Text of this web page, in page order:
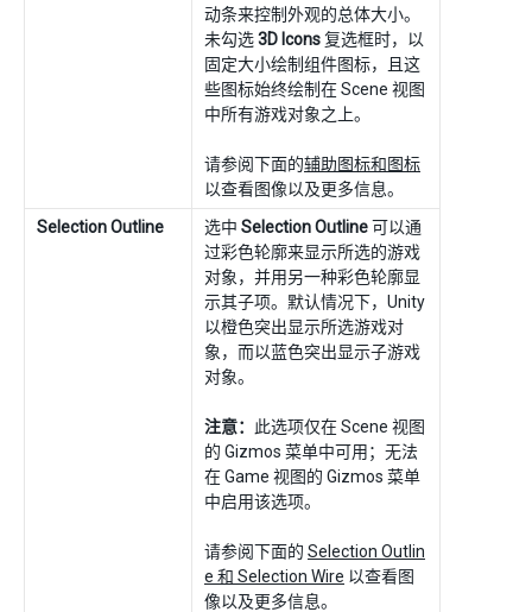
动条来控制外观的总体大小。
未勾选3D Icons复选框时，以
固定大小绘制组件图标，且这
些图标始终绘制在 Scene 视图
中所有游戏对象之上。
请参阅下面的辅助图标和图标
以查看图像以及更多信息。
Selection Outline
选中 Selection Outline可以通
过彩色轮廓来显示所选的游戏
对象，并用另一种彩色轮廓显
示其子项。默认情况下，Unity
以橙色突出显示所选游戏对
象，而以蓝色突出显示子游戏
对象。
注意： 此选项仅在 Scene 视图
的 Gizmos 菜单中可用；无法
在 Game 视图的 Gizmos 菜单
中启用该选项。
请参阅下面的 Selection Outlin
e 和 Selection Wire 以查看图
像以及更多信息。